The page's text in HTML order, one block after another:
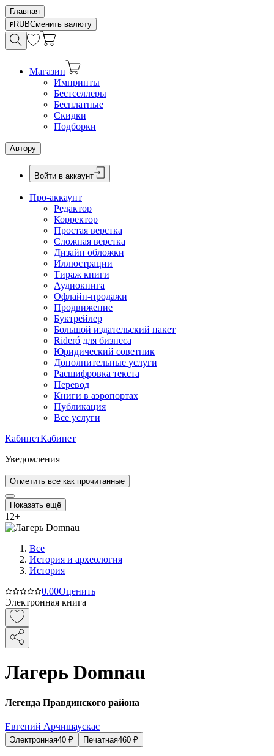
Главная
RUBСменить валюту
Магазин
Импринты
Бестселлеры
Бесплатные
Скидки
Подборки
Автору
Войти в аккаунт
Про-аккаунт
Редактор
Корректор
Простая верстка
Сложная верстка
Дизайн обложки
Иллюстрации
Тираж книги
Аудиокнига
Офлайн-продажи
Продвижение
Буктрейлер
Большой издательский пакет
Rideró для бизнеса
Юридический советник
Дополнительные услуги
Расшифровка текста
Перевод
Книги в аэропортах
Публикация
Все услуги
КабинетКабинет
Уведомления
Отметить все как прочитанные
Показать ещё
12+
Все
История и археология
История
0.00Оценить
Электронная книга
Лагерь Domnau
Легенда Правдинского района
Евгений Арчишаускас
Электронная40 ₽ Печатная460 ₽